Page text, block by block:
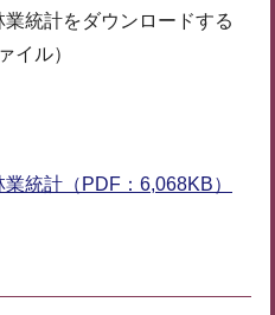
統計をダウンロードする
イル）
統計（PDF：6,068KB）